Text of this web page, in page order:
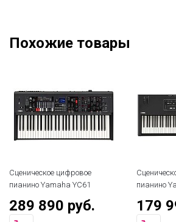
Похожие товары
Сценическое цифровое
пианино Yamaha YC61
289 890 руб.
пианино
179